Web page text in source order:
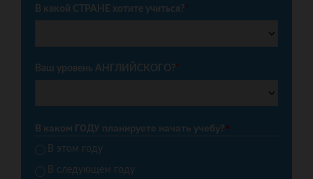
В какой СТРАНЕ хотите учиться?*
Ваш уровень АНГЛИЙСКОГО?*
В каком ГОДУ планируете начать учебу?*
В этом году
В следующем году